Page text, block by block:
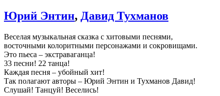
Юрий Энтин, Давид Тухманов
Веселая музыкальная сказка с хитовыми песнями,
восточными колоритными персонажами и сокровищами.
Это пьеса – экстраваганца!
33 песни! 22 танца!
Каждая песня – убойный хит!
Так полагают авторы – Юрий Энтин и Тухманов Давид!
Слушай! Танцуй! Веселись!